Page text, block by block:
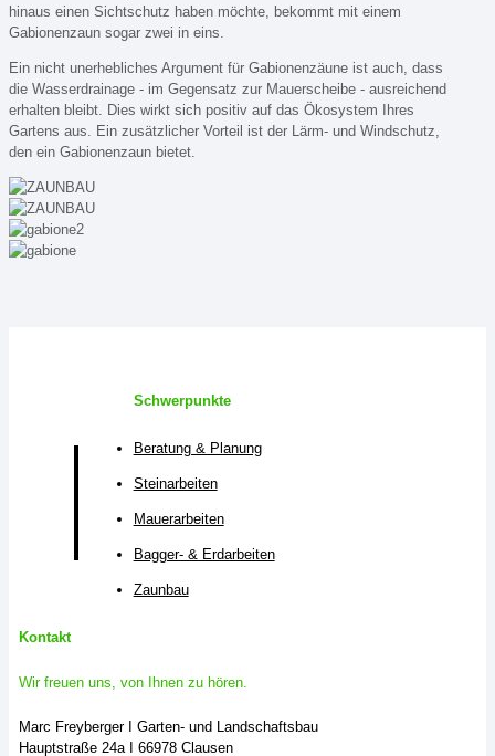
hinaus einen Sichtschutz haben möchte, bekommt mit einem
Gabionenzaun sogar zwei in eins.
Ein nicht unerhebliches Argument für Gabionenzäune ist auch, dass
die Wasserdrainage - im Gegensatz zur Mauerscheibe - ausreichend
erhalten bleibt. Dies wirkt sich positiv auf das Ökosystem Ihres
Gartens aus. Ein zusätzlicher Vorteil ist der Lärm- und Windschutz,
den ein Gabionenzaun bietet.
Schwerpunkte
Beratung & Planung
Steinarbeiten
Mauerarbeiten
Bagger- & Erdarbeiten
Zaunbau
Kontakt
Wir freuen uns, von Ihnen zu hören.
Marc Freyberger I Garten- und Landschaftsbau
Hauptstraße 24a I 66978 Clausen